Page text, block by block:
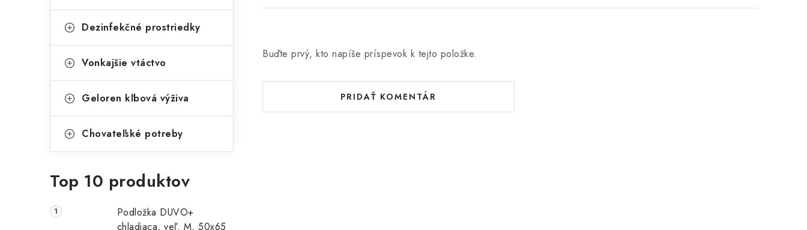
Dezinfekčné prostriedky
Vonkajšie vtáctvo
Geloren kľbová výživa
Chovateľské potreby
Top 10 produktov
Podložka DUVO+
chladiaca, veľ. M, 50x65
Buďte prvý, kto napíše príspevok k tejto položke.
PRIDAŤ KOMENTÁR